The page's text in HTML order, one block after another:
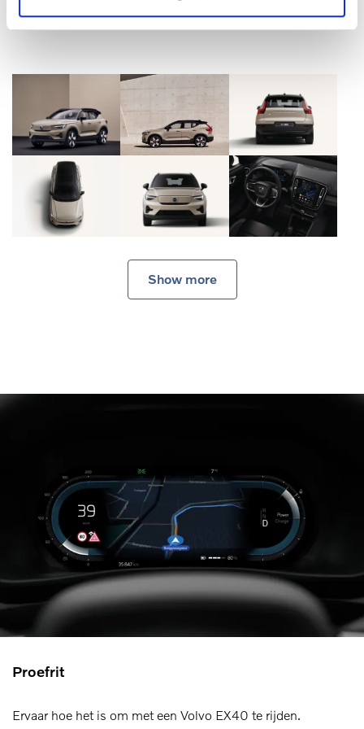
beeld
Show more
Proefrit
Ervaar hoe het is om met een Volvo EX40 te rijden.